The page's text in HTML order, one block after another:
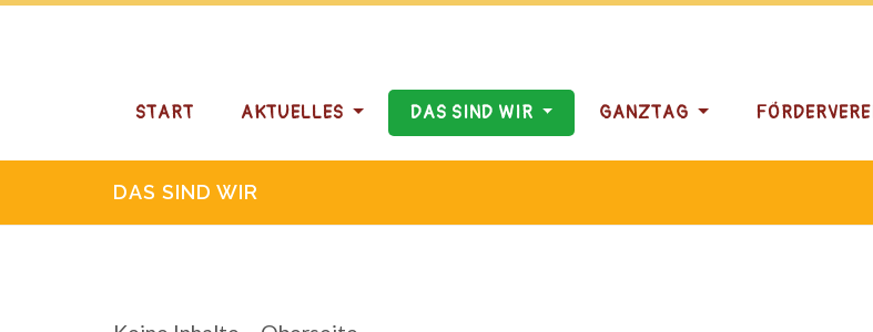
START AKTUELLES DAS SIND WIR GANZTAG
DAS SIND WIR